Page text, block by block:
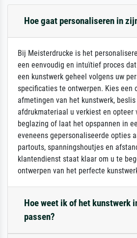
Hoe gaat personaliseren in
Bij Meisterdrucke is het
een eenvoudig en intuïtief proces
een kunstwerk geheel volgens uw
specificaties te ontwerpen. Kies een
afmetingen van het kunstwerk,
afdrukmateriaal u verkiest en opteer
beglazing of laat het opspannen in
eveneens gepersonaliseerde opties
partouts, spanningshoutjes en
klantendienst staat klaar om u te
ontwerpen van het perfecte
Hoe weet ik of het kunstwerk
passen?